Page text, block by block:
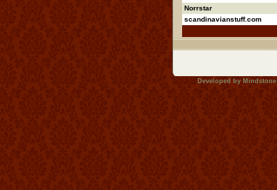
Norrstar
scandinavianstuff.com
Developed by Mindstone